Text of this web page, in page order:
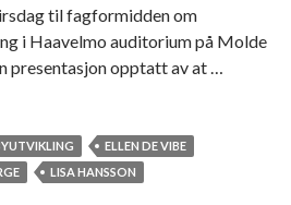
til fagformidden om
i Haavelmo auditorium på Molde
presentasjon opptatt av at …
ELLEN DE VIBE
LISA HANSSON